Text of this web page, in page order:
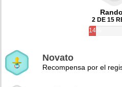
2 DE 15
14%
Novato
Recompensa por el